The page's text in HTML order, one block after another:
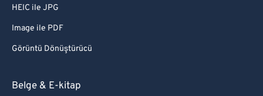
HEIC ile JPG
Image ile PDF
Görüntü Dönüştürücü
Belge & E-kitap